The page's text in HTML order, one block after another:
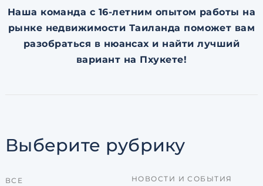
Наша команда с 16-летним опытом работы на
рынке недвижимости Таиланда поможет вам
разобраться в нюансах и найти лучший
вариант на Пхукете!
Выберите рубрику
ВСЕ НОВОСТИ И СОБЫТИЯ